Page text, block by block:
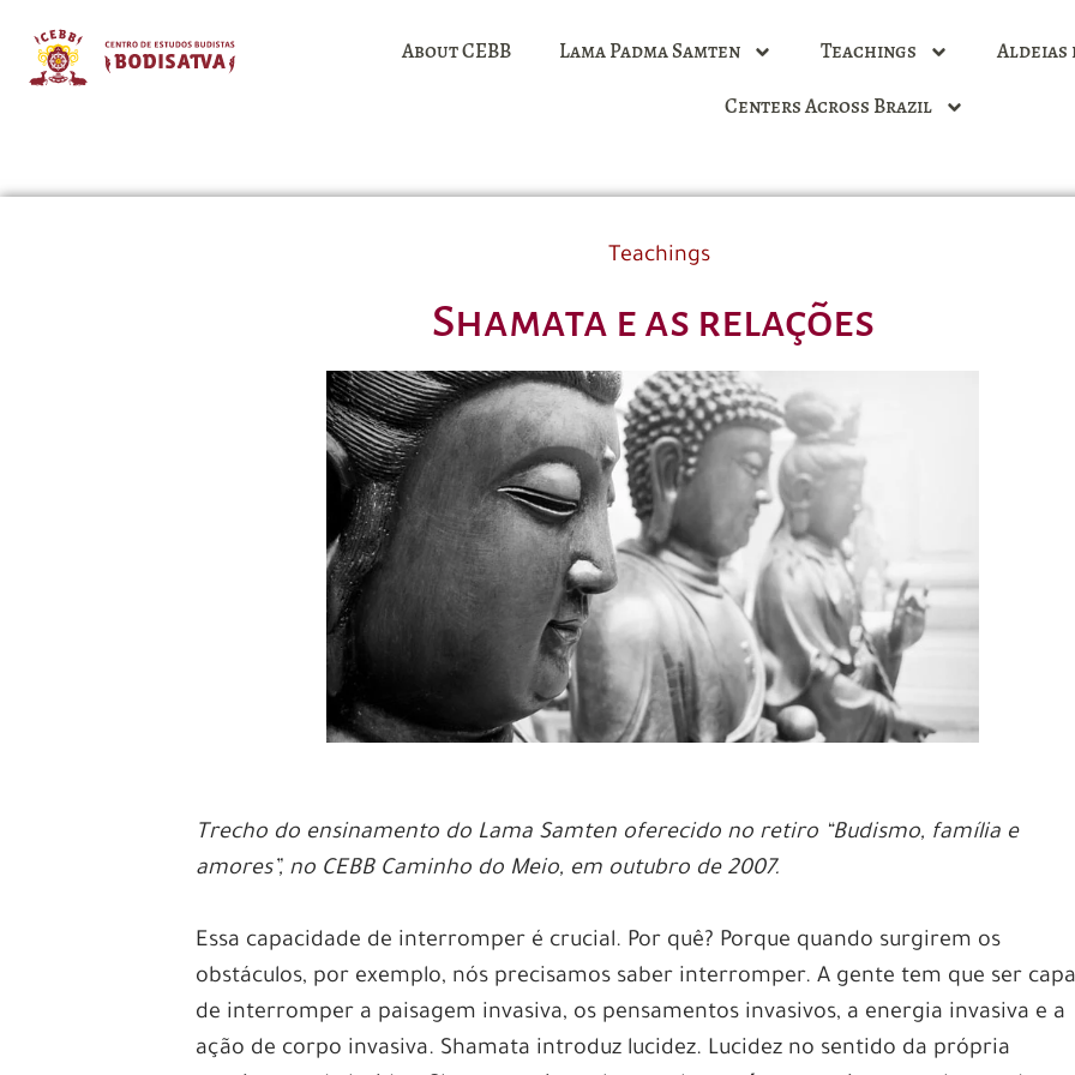
About CEBB Lama Padma Samten Teachings
Aldeias
Centers Across Brazil
Teachings
Shamata e as relações
Trecho do ensinamento do Lama Samten oferecido no retiro “Budismo, família e
amores”, no CEBB Caminho do Meio, em outubro de 2007.
Essa capacidade de interromper é crucial. Por quê? Porque quando surgirem os
obstáculos, por exemplo, nós precisamos saber interromper. A gente tem que ser
de interromper a paisagem invasiva, os pensamentos invasivos, a energia invasiva e a
ação de corpo invasiva. Shamata introduz lucidez. Lucidez no sentido da própria